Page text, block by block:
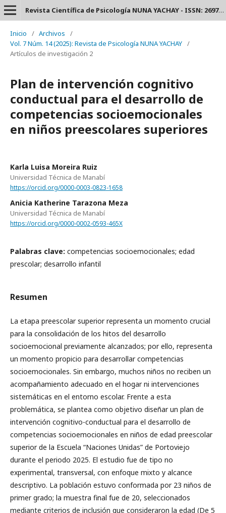
Revista Científica de Psicología NUNA YACHAY - ISSN: 2697-3588.
Inicio / Archivos
/
Vol. 7 Núm. 14 (2025): Revista de Psicología NUNA YACHAY /
Artículos de investigación 2
Plan de intervención cognitivo
conductual para el desarrollo de
competencias socioemocionales
en niños preescolares superiores
Karla Luisa Moreira Ruiz
Universidad Técnica de Manabí
https://orcid.org/0000-0003-0823-1658
Anicia Katherine Tarazona Meza
Universidad Técnica de Manabí
https://orcid.org/0000-0002-0593-465X
Palabras clave: competencias socioemocionales; edad
prescolar; desarrollo infantil
Resumen
La etapa preescolar superior representa un momento crucial
para la consolidación de los hitos del desarrollo
socioemocional previamente alcanzados; por ello, representa
un momento propicio para desarrollar competencias
socioemocionales. Sin embargo, muchos niños no reciben un
acompañamiento adecuado en el hogar ni intervenciones
sistemáticas en el entorno escolar. Frente a esta
problemática, se plantea como objetivo diseñar un plan de
intervención cognitivo-conductual para el desarrollo de
competencias socioemocionales en niños de edad preescolar
superior de la Escuela “Naciones Unidas” de Portoviejo
durante el periodo 2025. El estudio fue de tipo no
experimental, transversal, con enfoque mixto y alcance
descriptivo. La población estuvo conformada por 23 niños de
primer grado; la muestra final fue de 20, seleccionados
mediante criterios de inclusión que consideraron la edad (De 5